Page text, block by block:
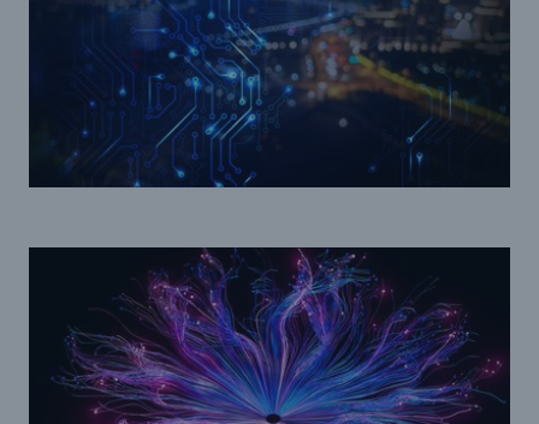
CLARA reduziert die Wartezeit bis zur
Leistungsentscheidung in der BU-
Versicherung bis zu